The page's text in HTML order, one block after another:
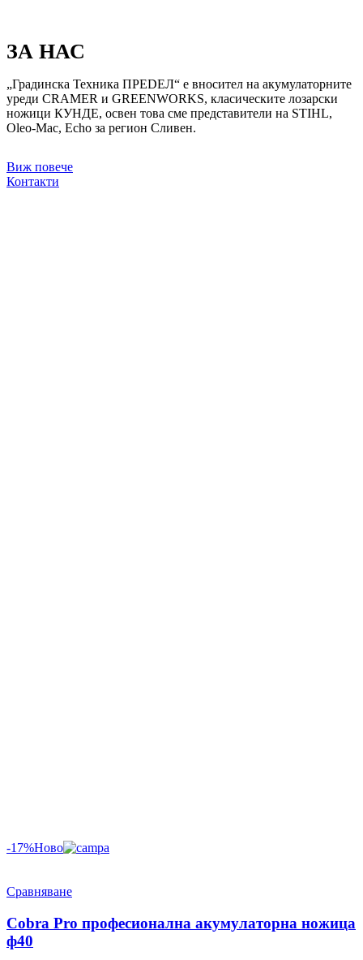
ЗА НАС
„Градинска Техника ПРЕDЕЛ“ е вносител на акумулаторните
уреди CRAMER и GREENWORKS, класическите лозарски
ножици КУНДЕ, освен това сме представители на STIHL,
Oleo-Mac, Echo за регион Сливен.
Виж повече
Контакти
-17%Ново
Сравняване
Cobra Pro професионална акумулаторна ножица
ф40